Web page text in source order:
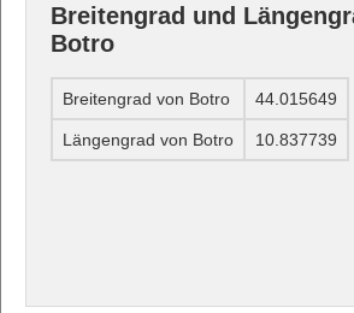
Breitengrad und
Botro
Breitengrad von Botro 44.015649
Längengrad von Botro 10.837739